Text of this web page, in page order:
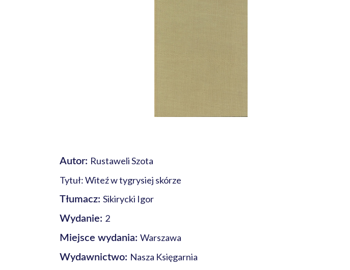
Autor: Rustaweli Szota
Tytuł: Witeź w tygrysiej skórze
Tłumacz: Sikirycki Igor
Wydanie: 2
Miejsce wydania: Warszawa
Wydawnictwo: Nasza Księgarnia